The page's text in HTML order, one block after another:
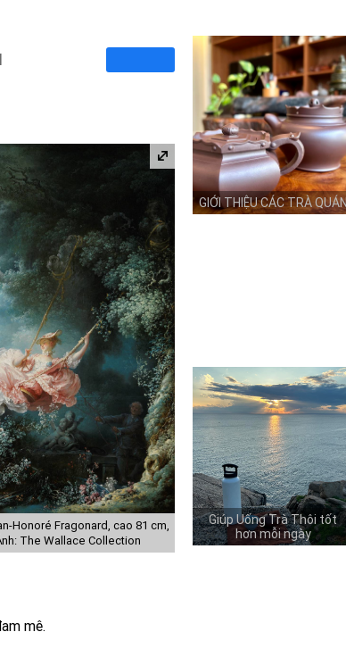
Honoré Fragonard, cao 81 cm,
The Wallace Collection
mê.
GIỚI THIỆU CÁC TRÀ
Giúp Uống Trà Thôi tốt
hơn mỗi ngày